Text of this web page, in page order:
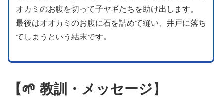
オカミのお腹を切って子ヤギたちを助け出します。
最後はオオカミのお腹に石を詰めて縫い、井戸に落ち
てしまうという結末です。
【🌱 教訓・メッセージ 】